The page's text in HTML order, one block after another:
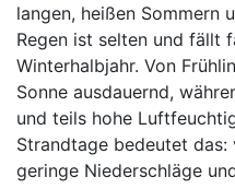
langen, heißen Sommern
Regen ist selten und fällt
Winterhalbjahr. Von
Sonne ausdauernd,
und teils hohe
Strandtage bedeutet das:
geringe Niederschläge